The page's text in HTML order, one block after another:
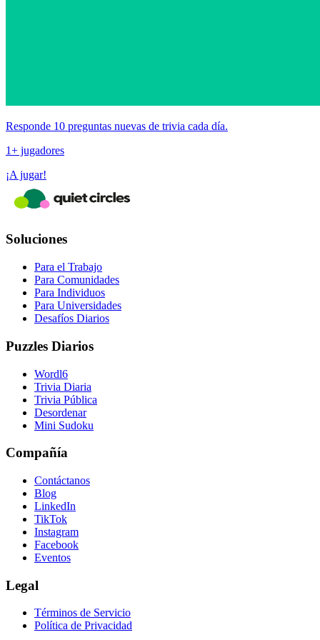
Responde 10 preguntas nuevas de trivia cada día.
1+ jugadores
¡A jugar!
Soluciones
Para el Trabajo
Para Comunidades
Para Individuos
Para Universidades
Desafíos Diarios
Puzzles Diarios
Wordl6
Trivia Diaria
Trivia Pública
Desordenar
Mini Sudoku
Compañía
Contáctanos
Blog
LinkedIn
TikTok
Instagram
Facebook
Eventos
Legal
Términos de Servicio
Política de Privacidad